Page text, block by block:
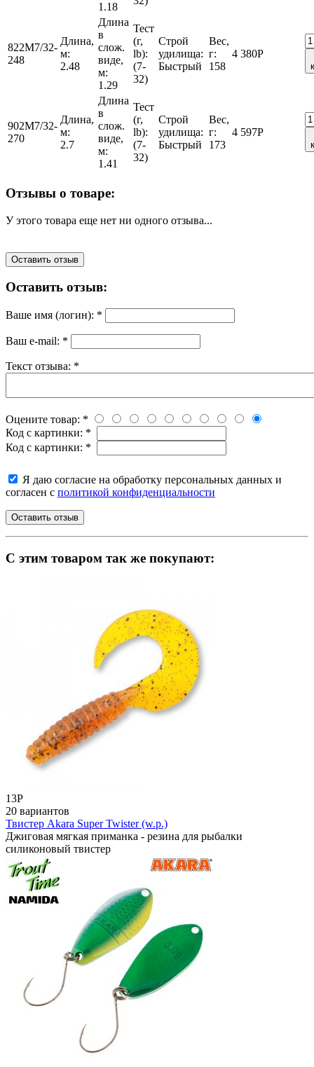
1.18
822M7/32-
248
Длина,
м:
2.48
Длина
в
слож.
виде,
м:
1.29
Тест
(г,
lb):
(7-
32)
Строй
удилища:
Быстрый
Вес,
г:
158
4 380Р
902M7/32-
270
Длина,
м:
2.7
Длина
в
слож.
виде,
м:
1.41
Тест
(г,
lb):
(7-
32)
Строй
удилища:
Быстрый
Вес,
г:
173
4 597Р
Отзывы о товаре:
У этого товара еще нет ни одного отзыва...
Оставить отзыв
Оставить отзыв:
Ваше имя (логин): *
Ваш e-mail: *
Текст отзыва: *
Оцените товар: *
Код с картинки: *
Код с картинки: *
Я даю согласие на обработку персональных данных и
согласен с политикой конфиденциальности
C этим товаром так же покупают:
13Р
20 вариантов
Твистер Akara Super Twister (w.p.)
Джиговая мягкая приманка - резина для рыбалки
силиконовый твистер